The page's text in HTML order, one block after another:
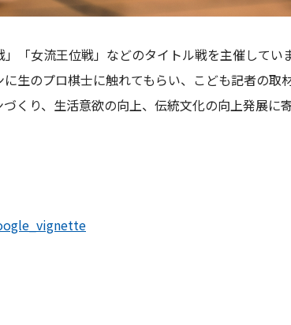
「女流王位戦」などのタイトル戦を主催してい
生のプロ棋士に触れてもらい、こども記者の取
くり、生活意欲の向上、伝統文化の向上発展に寄